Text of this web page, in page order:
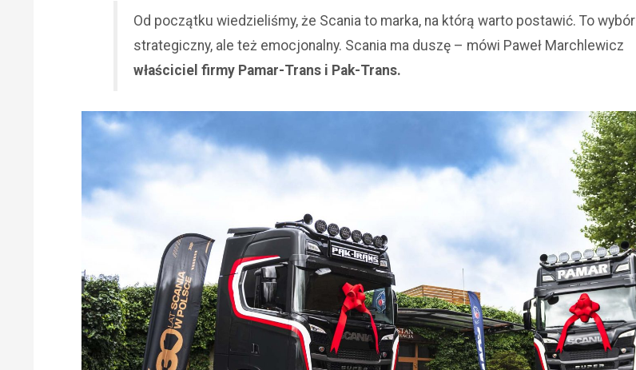
Od początku wiedzieliśmy, że Scania to marka, na którą warto postawić. To wybór
strategiczny, ale też emocjonalny. Scania ma duszę – mówi Paweł Marchlewicz
właściciel firmy Pamar-Trans i Pak-Trans.